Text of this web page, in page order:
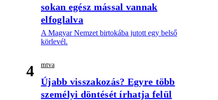
sokan egész mással vannak
elfoglalva
A Magyar Nemzet birtokába jutott egy belső
körlevél.
4 mtva
Újabb visszakozás? Egyre több
személyi döntését írhatja felül